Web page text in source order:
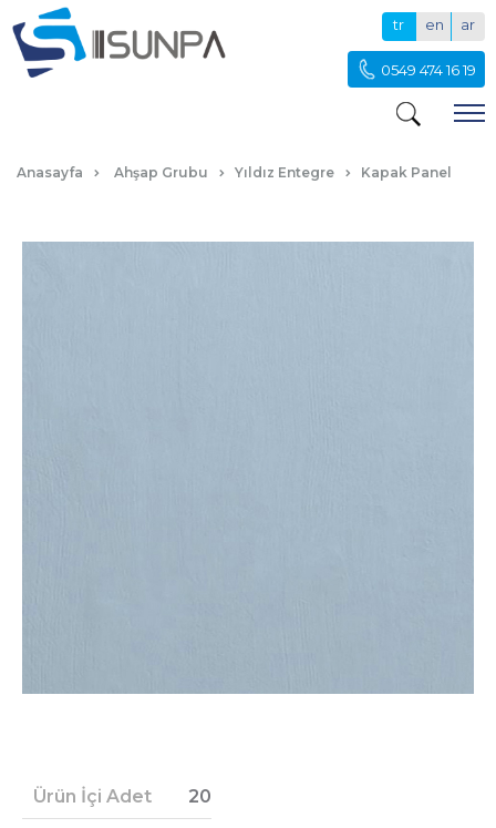
tr en ar
0549 474 16 19
Anasayfa Ahşap Grubu Yıldız Entegre Kapak Panel
Ürün İçi Adet 20